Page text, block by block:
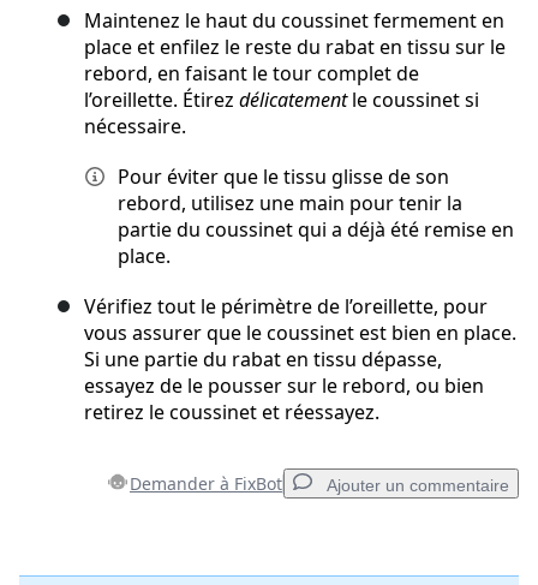
Maintenez le haut du coussinet fermement en
place et enfilez le reste du rabat en tissu sur le
rebord, en faisant le tour complet de
l’oreillette. Étirez délicatementle coussinet si
nécessaire.
Pour éviter que le tissu glisse de son
rebord, utilisez une main pour tenir la
partie du coussinet qui a déjà été remise en
place.
Vérifiez tout le périmètre de l’oreillette, pour
vous assurer que le coussinet est bien en place.
Si une partie du rabat en tissu dépasse,
essayez de le pousser sur le rebord, ou bien
retirez le coussinet et réessayez.
Demander à FixBot Ajouter un commentaire